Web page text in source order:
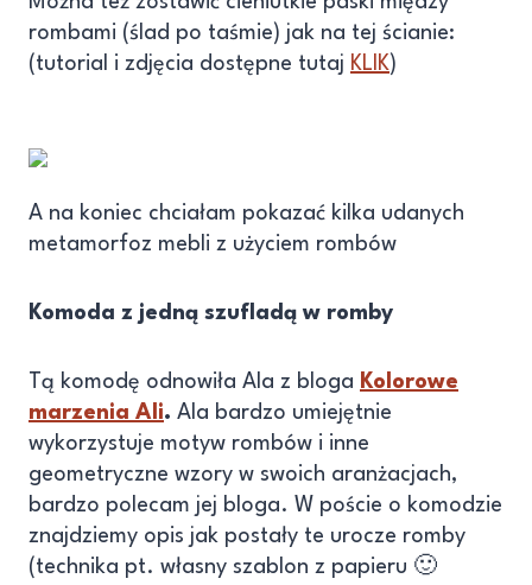
rombami (ślad po taśmie) jak na tej ścianie:
(tutorial i zdjęcia dostępne tutaj KLIK)
A na koniec chciałam pokazać kilka udanych
metamorfoz mebli z użyciem rombów
Komoda z jedną szufladą w romby
Tą komodę odnowiła Ala z bloga Kolorowe
marzenia Ali. Ala bardzo umiejętnie
wykorzystuje motyw rombów i inne
geometryczne wzory w swoich aranżacjach,
bardzo polecam jej bloga. W poście o komodzie
znajdziemy opis jak postały te urocze romby
(technika pt. własny szablon z papieru 🙂